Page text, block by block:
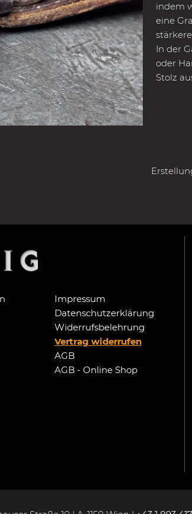
indem
eine
In der
oder
Stolz
Impressum
Datenschutzerklärung
Widerrufsbelehrung
Vertrag widerrufen
AGB
AGB - Online Shop